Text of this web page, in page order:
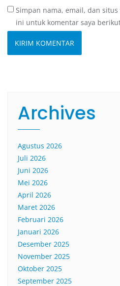
Simpan nama, email, dan
ini untuk komentar saya
Archives
Agustus 2026
Juli 2026
Juni 2026
Mei 2026
April 2026
Maret 2026
Februari 2026
Januari 2026
Desember 2025
November 2025
Oktober 2025
September 2025